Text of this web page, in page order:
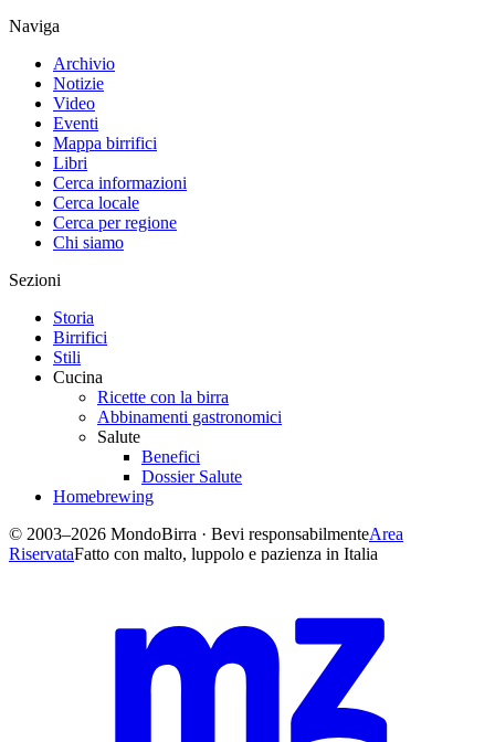
Naviga
Archivio
Notizie
Video
Eventi
Mappa birrifici
Libri
Cerca informazioni
Cerca locale
Cerca per regione
Chi siamo
Sezioni
Storia
Birrifici
Stili
Cucina
Ricette con la birra
Abbinamenti gastronomici
Salute
Benefici
Dossier Salute
Homebrewing
© 2003–2026 MondoBirra · Bevi responsabilmenteArea
RiservataFatto con malto, luppolo e pazienza in Italia